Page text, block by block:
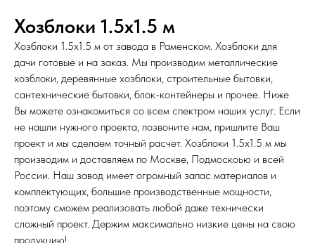
Хозблоки 1.5х1.5 м
Хозблоки 1.5х1.5 м от завода в Раменском. Хозблоки для
дачи готовые и на заказ. Мы производим металлические
хозблоки, деревянные хозблоки, строительные бытовки,
сантехнические бытовки, блок-контейнеры и прочее. Ниже
Вы можете ознакомиться со всем спектром наших услуг. Если
не нашли нужного проекта, позвоните нам, пришлите Ваш
проект и мы сделаем точный расчет. Хозблоки 1.5х1.5 м мы
производим и доставляем по Москве, Подмоскоью и всей
России. Наш завод имеет огромный запас материалов и
комплектующих, большие производственные мощности,
поэтому сможем реализовать любой даже технически
сложный проект. Держим максимально низкие цены на свою
продукцию!